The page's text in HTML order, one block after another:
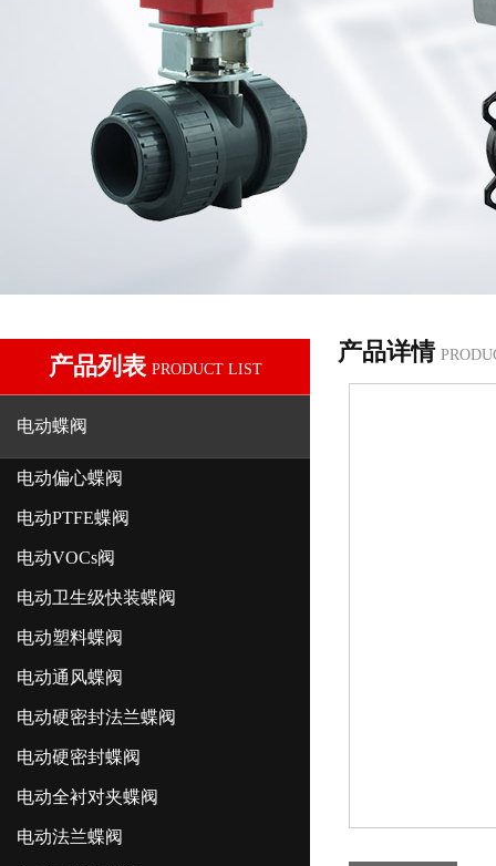
产品列表 PRODUCT LIST
电动蝶阀
电动偏心蝶阀
电动PTFE蝶阀
电动VOCs阀
电动卫生级快装蝶阀
电动塑料蝶阀
电动通风蝶阀
电动硬密封法兰蝶阀
电动硬密封蝶阀
电动全衬对夹蝶阀
电动法兰蝶阀
产品详情